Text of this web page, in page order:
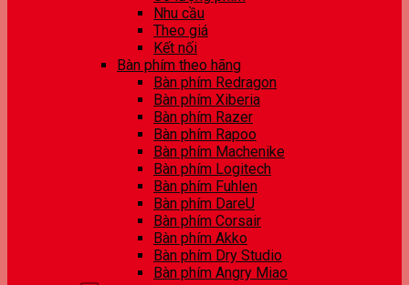
Nhu cầu
Theo giá
Kết nối
Bàn phím theo hãng
Bàn phím Redragon
Bàn phím Xiberia
Bàn phím Razer
Bàn phím Rapoo
Bàn phím Machenike
Bàn phím Logitech
Bàn phím Fuhlen
Bàn phím DareU
Bàn phím Corsair
Bàn phím Akko
Bàn phím Dry Studio
Bàn phím Angry Miao